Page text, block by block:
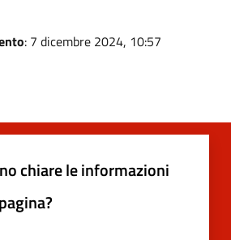
: 7 dicembre 2024, 10:57
chiare le informazioni